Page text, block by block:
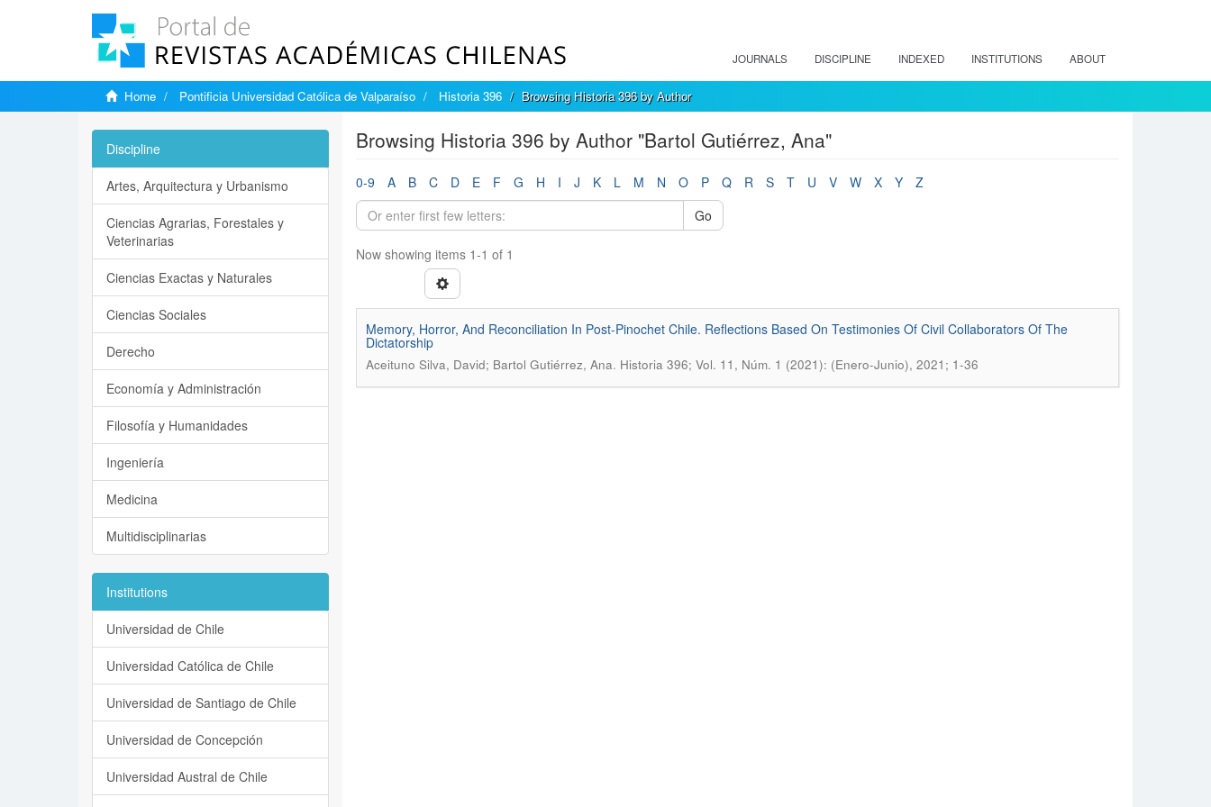
JOURNALS DISCIPLINE INDEXED INSTITUTIONS ABOUT
Home Pontificia Universidad Católica de Valparaíso Historia 396 Browsing Historia 396 by Author
Browsing Historia 396 by Author "Bartol Gutiérrez, Ana"
0-9 A B C D E F G H I J K L M N O P Q R S T U V W X Y
Z
Go
Now showing items 1-1 of 1
Memory, Horror, And Reconciliation In Post-Pinochet Chile. Reflections Based On Testimonies Of Civil Collaborators Of The
Dictatorship
Aceituno Silva, David; Bartol Gutiérrez, Ana. Historia 396; Vol. 11, Núm. 1 (2021): (Enero-Junio), 2021; 1-36
Discipline
Artes, Arquitectura y Urbanismo
Ciencias Agrarias, Forestales y
Veterinarias
Ciencias Exactas y Naturales
Ciencias Sociales
Derecho
Economía y Administración
Filosofía y Humanidades
Ingeniería
Medicina
Multidisciplinarias
Institutions
Universidad de Chile
Universidad Católica de Chile
Universidad de Santiago de Chile
Universidad de Concepción
Universidad Austral de Chile